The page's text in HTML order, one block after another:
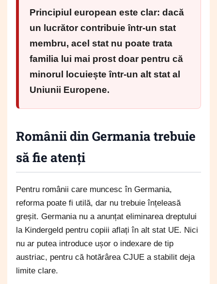
Principiul european este clar: dacă
un lucrător contribuie într-un stat
membru, acel stat nu poate trata
familia lui mai prost doar pentru că
minorul locuiește într-un alt stat al
Uniunii Europene.
Românii din Germania trebuie
să fie atenți
Pentru românii care muncesc în Germania,
reforma poate fi utilă, dar nu trebuie înțeleasă
greșit. Germania nu a anunțat eliminarea dreptului
la Kindergeld pentru copiii aflați în alt stat UE. Nici
nu ar putea introduce ușor o indexare de tip
austriac, pentru că hotărârea CJUE a stabilit deja
limite clare.